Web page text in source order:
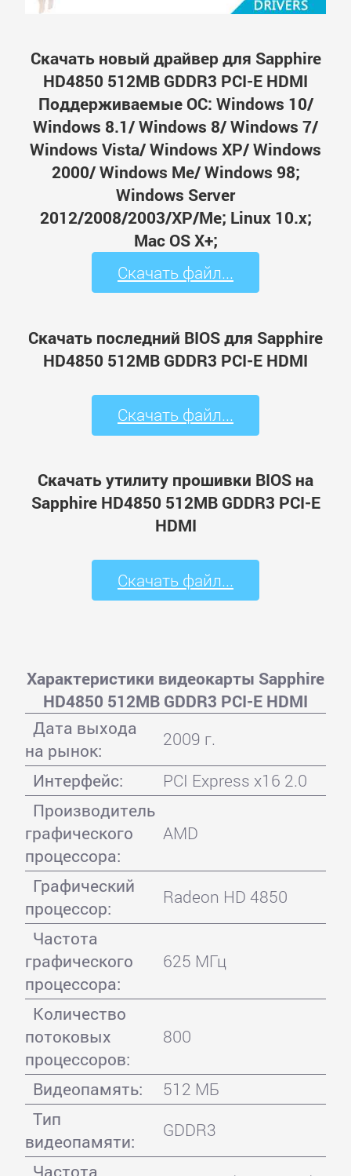
Скачать новый драйвер для Sapphire
HD4850 512MB GDDR3 PCI-E HDMI
Поддерживаемые ОС: Windows 10/
Windows 8.1/ Windows 8/ Windows 7/
Windows Vista/ Windows XP/ Windows
2000/ Windows Me/ Windows 98;
Windows Server
2012/2008/2003/XP/Me; Linux 10.x;
Mac OS X+;
Скачать файл...
Скачать последний BIOS для Sapphire
HD4850 512MB GDDR3 PCI-E HDMI
Скачать файл...
Скачать утилиту прошивки BIOS на
Sapphire HD4850 512MB GDDR3 PCI-E
HDMI
Скачать файл...
Характеристики видеокарты Sapphire
HD4850 512MB GDDR3 PCI-E HDMI
Дата выхода
на рынок:
2009 г.
Интерфейс:
PCI Express x16 2.0
Производитель
графического
процессора:
AMD
Графический
процессор:
Radeon HD 4850
Частота
графического
процессора:
625 МГц
Количество
потоковых
процессоров:
800
Видеопамять:
512 МБ
Тип
видеопамяти:
GDDR3
Частота